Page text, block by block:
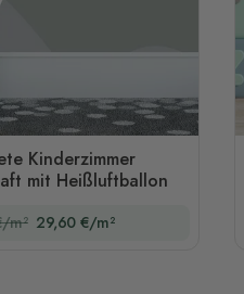
Kinderzimmer
mit Heißluftballon
m² 29,60 €/m²